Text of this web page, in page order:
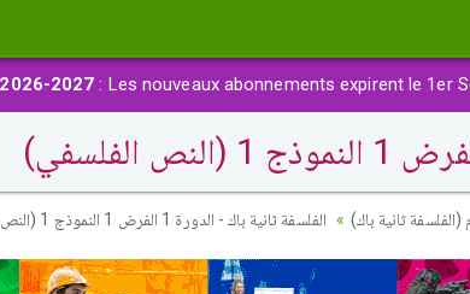
2027 : Les nouveaux abonnements expirent le 1er
ثانية باك) الفلسفة ثانية باك - الدورة 1 الفرض 1 النموذج 1 (النص الفلسفي)